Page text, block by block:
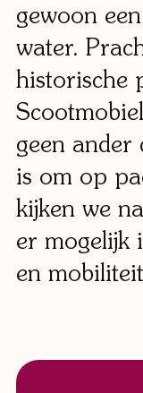
gewoon
water.
historische
geen ander
is om op
kijken we
er mogelijk
en